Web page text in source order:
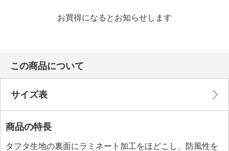
お買得になるとお知らせします
この商品について
サイズ表
商品の特長
タフタ生地の裏面にラミネート加工をほどこし、防風性を